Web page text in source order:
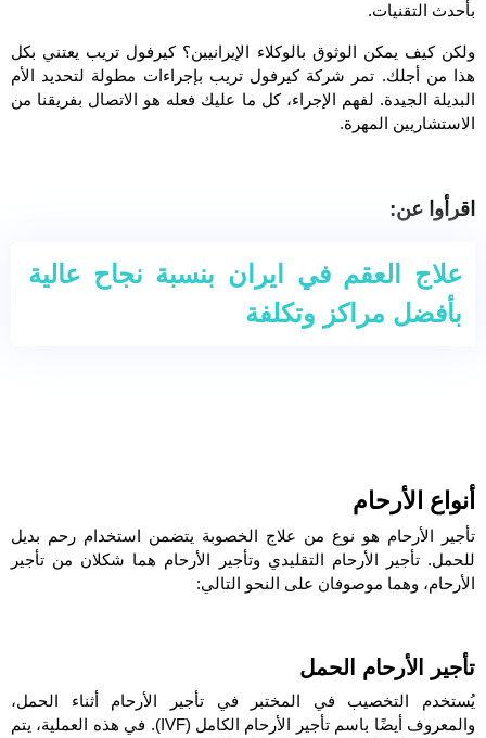
بأحدث التقنيات.
ولكن كيف يمكن الوثوق بالوكلاء الإيرانيين؟ کیرفول تریب يعتني بكل
هذا من أجلك. تمر شركة کیرفول تریب بإجراءات مطولة لتحديد الأم
البديلة الجيدة. لفهم الإجراء، كل ما عليك فعله هو الاتصال بفريقنا من
الاستشاريين المهرة.
اقرأوا عن:
علاج العقم في ايران بنسبة نجاح عالية
بأفضل مراكز وتكلفة
أنواع الأرحام
تأجير الأرحام هو نوع من علاج الخصوبة يتضمن استخدام رحم بديل
للحمل. تأجير الأرحام التقليدي وتأجير الأرحام هما شكلان من تأجير
الأرحام، وهما موصوفان على النحو التالي:
تأجير الأرحام الحمل
يُستخدم التخصيب في المختبر في تأجير الأرحام أثناء الحمل،
والمعروف أيضًا باسم تأجير الأرحام الكامل (IVF). في هذه العملية، يتم